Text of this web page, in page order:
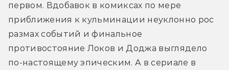
первом. Вдобавок в комиксах по мере
приближения к кульминации неуклонно рос
размах событий и финальное
противостояние Локов и Доджа выглядело
по-настоящему эпическим. А в сериале в